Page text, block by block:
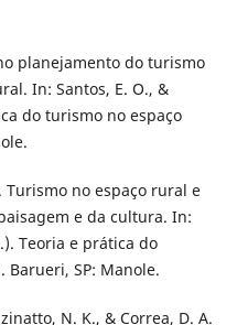
planejamento do turismo
In: Santos, E. O., &
do turismo no espaço
Turismo no espaço rural e
e da cultura. In:
Teoria e prática do
SP: Manole.
N. K., & Correa, D. A.